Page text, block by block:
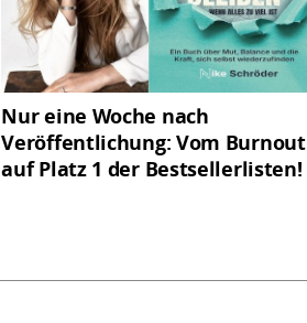
Nur eine Woche nach
Veröffentlichung: Vom Burnout
auf Platz 1 der Bestsellerlisten!